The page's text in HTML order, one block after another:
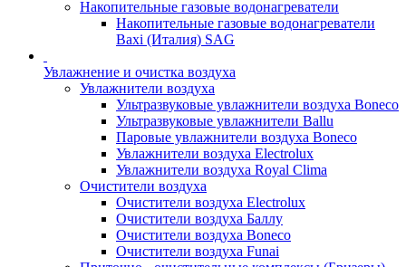
Накопительные газовые водонагреватели
Накопительные газовые водонагреватели
Baxi (Италия) SAG
Увлажнение и очистка воздуха
Увлажнители воздуха
Ультразвуковые увлажнители воздуха Boneco
Ультразвуковые увлажнители Ballu
Паровые увлажнители воздуха Boneco
Увлажнители воздуха Electrolux
Увлажнители воздуха Royal Clima
Очистители воздуха
Очистители воздуха Electrolux
Очистители воздуха Баллу
Очистители воздуха Boneco
Очистители воздуха Funai